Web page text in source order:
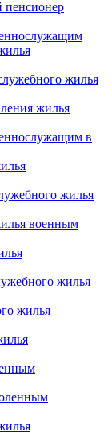
пенсионер
жилья
жилья
в
жилья
военным
жилья
жилья